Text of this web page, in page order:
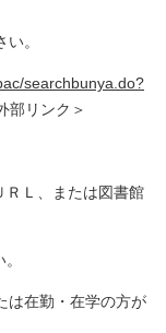
。
searchbunya.do?
部リンク＞
Ｌ、または図書館
在勤・在学の方が